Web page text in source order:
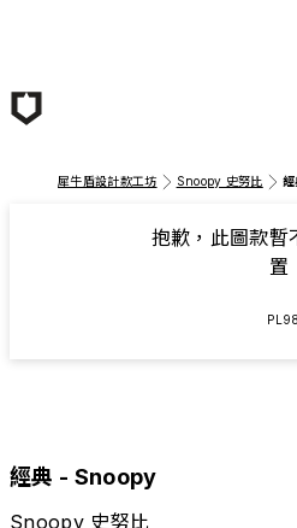
犀牛盾設計款工坊 Snoopy 史努比
抱歉，此圖款暫
置
PL98
經典 - Snoopy
Snoopy 史努比